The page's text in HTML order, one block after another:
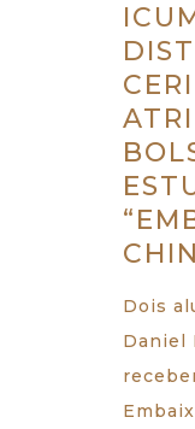
Dois
Daniel